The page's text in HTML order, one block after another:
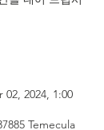
02, 2024, 1:00
Temecula